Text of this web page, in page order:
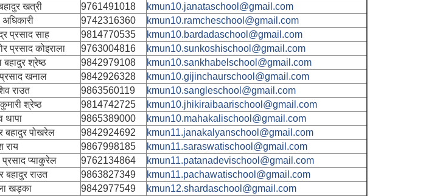
खत्री 9761491018
kmun10.janataschool@gmail.com
अधिकारी 9742316360
kmun10.ramcheschool@gmail.com
प्रसाद साह 9814770535
kmun10.bardadaschool@gmail.com
प्रसाद कोइराला 9763004816
kmun10.sunkoshischool@gmail.com
श्रेष्ठ 9842979108
kmun10.sankhabelschool@gmail.com
खनाल 9842926328
kmun10.gijinchaurschool@gmail.com
राउत 9863560119
kmun10.sangleschool@gmail.com
श्रेष्ठ 9814742725
kmun10.jhikiraibaarischool@gmail.com
थापा 9865389000
kmun10.mahakalischool@gmail.com
बहादुर पोखरेल 9842924692
kmun11.janakalyanschool@gmail.com
राय 9867998185
kmun11.saraswatischool@gmail.com
प्याकुरेल 9762134864
kmun11.patanadevischool@gmail.com
बहादुर राउत 9863827349
kmun11.pachawatischool@gmail.com
खड्का 9842977549
kmun12.shardaschool@gmail.com